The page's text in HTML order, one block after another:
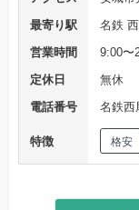
最寄り駅
名鉄
営業時間
9:00〜
定休日
無休
電話番号
名鉄西
特徴 格安